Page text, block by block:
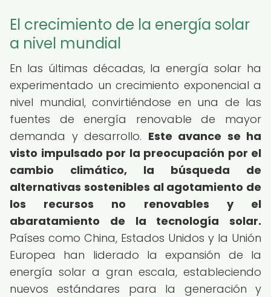
El crecimiento de la energía solar
a nivel mundial
En las últimas décadas, la energía solar ha
experimentado un crecimiento exponencial a
nivel mundial, convirtiéndose en una de las
fuentes de energía renovable de mayor
demanda y desarrollo. Este avance se ha
visto impulsado por la preocupación por el
cambio climático, la búsqueda de
alternativas sostenibles al agotamiento de
los recursos no renovables y el
abaratamiento de la tecnología solar.
Países como China, Estados Unidos y la Unión
Europea han liderado la expansión de la
energía solar a gran escala, estableciendo
nuevos estándares para la generación y